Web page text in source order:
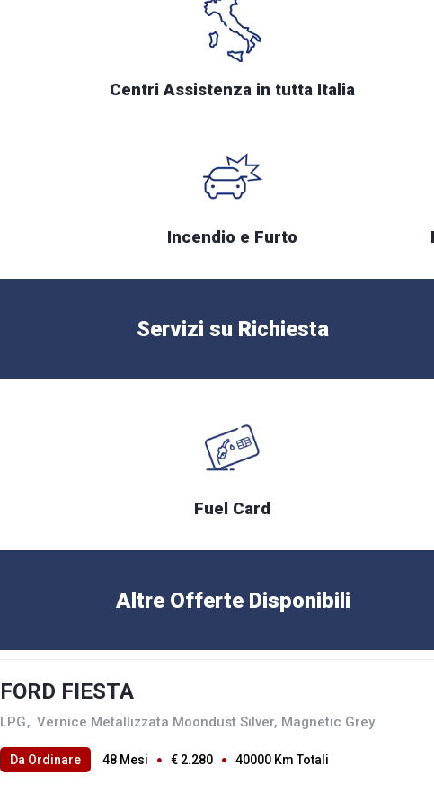
Centri Assistenza in tutta Italia
Incendio e Furto
Servizi su Richiesta
Fuel Card
Altre Offerte Disponibili
FORD FIESTA
LPG, Vernice Metallizzata Moondust Silver, Magnetic Grey
Da Ordinare 48 Mesi € 2.280 40000 Km Totali